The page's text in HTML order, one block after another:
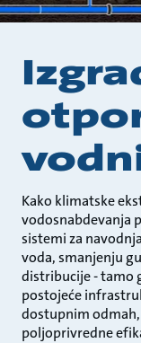
Kako klimatske
vodosnabdevanja
sistemi za
voda, smanjenju
distribucije - tamo
postojeće
dostupnim
poljoprivredne